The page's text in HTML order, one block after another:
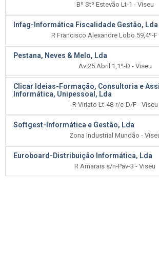
Bº Stº Estevão Lt-1 - Viseu
Infag-Informática Fiscalidade Gestão, Lda
R Francisco Alexandre Lobo 59,4º-F
Pestana, Neves & Melo, Lda
Av 25 Abril 1,1º-D - Viseu
Clicar Ideias-Formação, Consultoria e
Informática, Unipessoal, Lda
R Viriato Lt-48-r/c-D/F - Viseu
Softgest-Informática e Gestão, Lda
Zona Industrial Mundão -
Euroboard-Distribuição Informática, Lda
R Amarais s/n-Pav-3 - Viseu